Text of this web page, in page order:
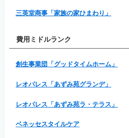
三英堂商事「家族の家ひまわり」
費用ミドルランク
創生事業団「グッドタイムホーム」
レオパレス「あずみ苑グランデ」
レオパレス「あずみ苑ラ・テラス」
ベネッセスタイルケア